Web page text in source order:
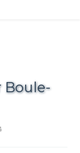
Boule-